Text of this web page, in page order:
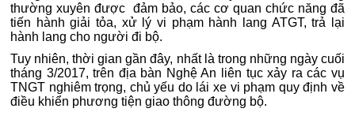
thường xuyên được đảm bảo, các cơ quan chức năng đã
tiến hành giải tỏa, xử lý vi phạm hành lang ATGT, trả lại
hành lang cho người đi bộ.
Tuy nhiên, thời gian gần đây, nhất là trong những ngày cuối
tháng 3/2017, trên địa bàn Nghệ An liên tục xảy ra các vụ
TNGT nghiêm trọng, chủ yếu do lái xe vi phạm quy định về
điều khiển phương tiện giao thông đường bộ.